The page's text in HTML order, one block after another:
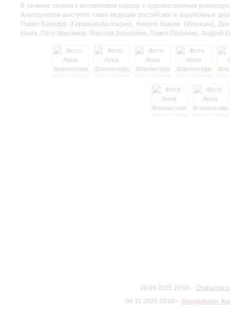
В течение сезона с коллективом наряду с художественным
Альтшулером выступят такие ведущие российские и зарубежные
Павел Балефф (Германия/Болгария), Николя Краузе (Франция),
Ньяга, Пётр Максимов, Ярослав Забояркин, Павел Петренко, Андрей
28.09.2025 20:00
Открытие
09.11.2025 20:00
Мендельсон.